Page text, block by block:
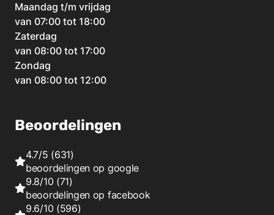
Maandag t/m vrijdag
van 07:00 tot 18:00
Zaterdag
van 08:00 tot 17:00
Zondag
van 08:00 tot 12:00
Beoordelingen
4.7/5 (631)
beoordelingen op google
9.8/10 (71)
beoordelingen op facebook
9.6/10 (596)